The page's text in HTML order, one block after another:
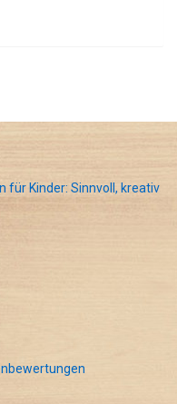
für Kinder: Sinnvoll, kreativ